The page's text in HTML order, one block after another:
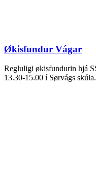
Økisfundur Vágar
Regluligi økisfundurin hjá
13.30-15.00 í Sørvágs skúla.